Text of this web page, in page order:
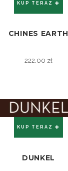
KUP TERAZ
CHINES EARTH
222.00 zł
KUP TERAZ
DUNKEL